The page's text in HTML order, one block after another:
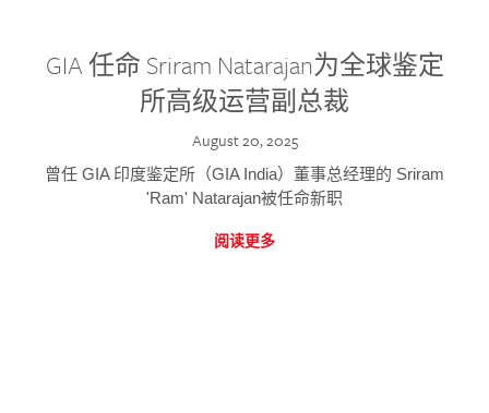
GIA 任命 Sriram Natarajan为全球鉴定
所高级运营副总裁
August 20, 2025
曾任 GIA 印度鉴定所（GIA India）董事总经理的 Sriram
'Ram' Natarajan被任命新职
阅读更多